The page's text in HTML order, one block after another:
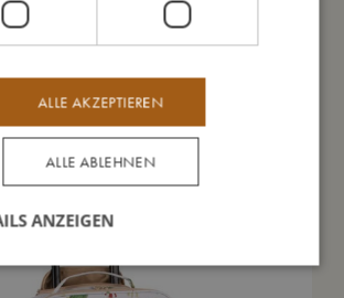
könnte dir auch gefallen
ALLE AKZEPTIEREN
ALLE ABLEHNEN
ANZEIGEN